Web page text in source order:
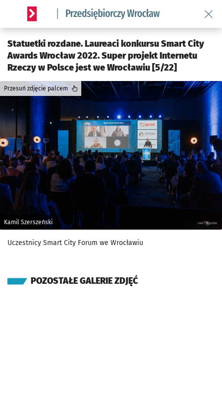
Serwis informacyjny wroclaw.pl podserwis: Strategia
Statuetki rozdane. Laureaci konkursu Smart City
Awards Wrocław 2022. Super projekt Internetu
Rzeczy w Polsce jest we Wrocławiu [5/22]
Kamil Szerszeński
Przesuń zdjęcie palcem
Uczestnicy Smart City Forum we Wrocławiu
POZOSTAŁE GALERIE ZDJĘĆ